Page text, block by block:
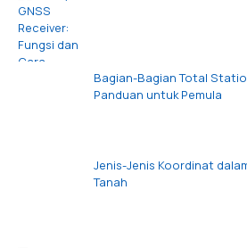
Bagian-Bagian Total
Panduan untuk Pemula
Jenis-Jenis Koordinat
Tanah